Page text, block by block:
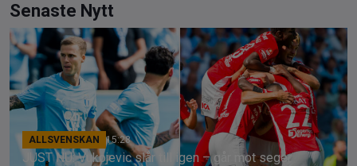
Senaste Nytt
ALLSVENSKAN 15:28
JUST NU: Vukojevic slår till igen – går mot seger